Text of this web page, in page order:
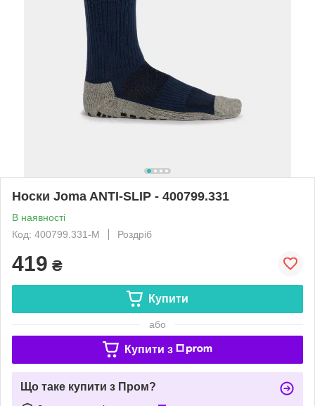
Носки Joma ANTI-SLIP - 400799.331
В наявності
Код: 400799.331-М
Роздріб
419 ₴
Купити
або
Купити з
Що таке купити з Пром?